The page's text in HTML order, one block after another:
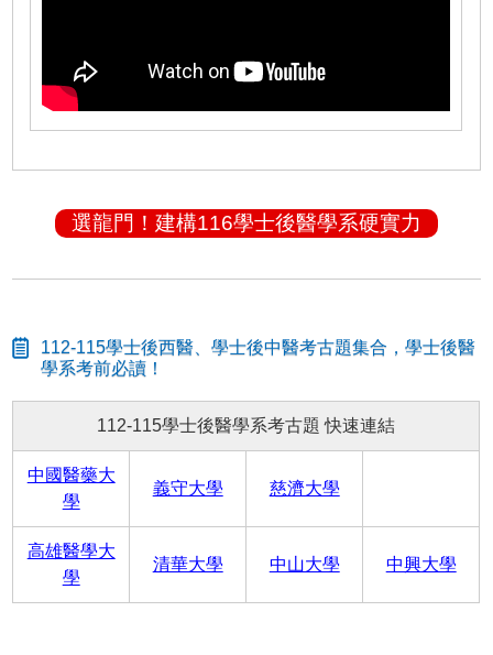
選龍門！建構116學士後醫學系硬實力
112-115學士後西醫、學士後中醫考古題集合，學士後醫
學系考前必讀！
112-115學士後醫學系考古題 快速連結
中國醫藥大
學
義守大學 慈濟大學
高雄醫學大
學
清華大學 中山大學 中興大學